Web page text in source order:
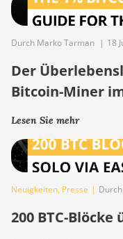
Durch Marko Tarman | 18
Der
Bitcoin-Miner
Lesen Sie mehr
Neuigkeiten, Presse |
200 BTC-